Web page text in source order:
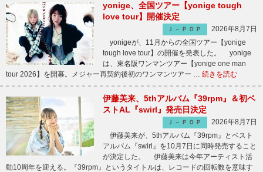
yonige、全国ツアー【yonige tough
love tour】開催決定
Ｊ－ＰＯＰ
2026年8月7日
yonigeが、11月からの全国ツアー【yonige
tough love tour】の開催を発表した。 yonige
は、東名阪ワンマンツアー【yonige one man
tour 2026】を開幕。メジャー再契約後初のワンマンツアー … 続きを読む
伊藤美来、5thアルバム『39rpm』＆初ベ
ストAL『swirl』発売日決定
Ｊ－ＰＯＰ
2026年8月7日
伊藤美来が、5thアルバム『39rpm』とベスト
アルバム『swirl』を10月7日に同時発売すること
が決定した。 伊藤美来は今年アーティスト活
動10周年を迎える。『39rpm』というタイトルは、レコードの回転数を意味す